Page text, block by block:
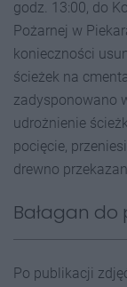
godz. 13:00, do
Pożarnej w
konieczności
ścieżek na
zadysponowano
udrożnienie
pocięcie,
drewno
Bałagan do
Po publikacji